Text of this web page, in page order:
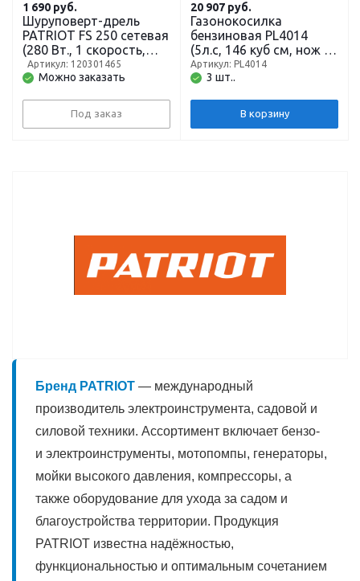
Бренд PATRIOT — международный
производитель электроинструмента, садовой и
силовой техники. Ассортимент включает бензо-
и электроинструменты, мотопомпы, генераторы,
мойки высокого давления, компрессоры, а
также оборудование для ухода за садом и
благоустройства территории. Продукция
PATRIOT известна надёжностью,
функциональностью и оптимальным сочетанием
Шуруповерт-дрель
PATRIOT FS 250 сетевая
(280 Вт., 1 скорость,
макс. крутящий момент
19 Нм,
Можно заказать
Артикул: 120301465
1 690 руб.
Под заказ
Газонокосилка
бензиновая PL4014
(5л.с, 146 куб см, нож 40
см, сбор/задний
выброс) STURM
3 шт..
Артикул: PL4014
20 907 руб.
В корзину